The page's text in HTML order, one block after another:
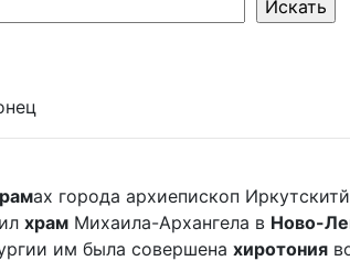
ах города архиепископ
храм Михаила-Архангела в Ново-
им была совершена хиротония